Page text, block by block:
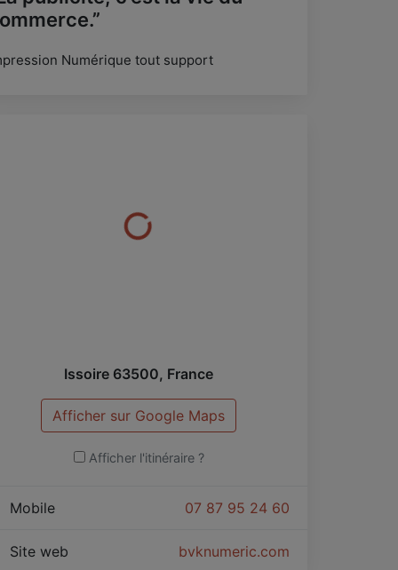
Numérique tout support
Issoire 63500, France
Afficher sur Google Maps
Afficher l'itinéraire ?
07 87 95 24 60
Mobile
bvknumeric.com
Site web